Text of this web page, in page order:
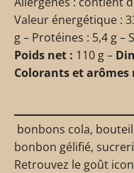
Valeur énergétique :
g – Protéines : 5,4 g –
Poids net : 110 g –
Colorants et
bonbons cola,
bonbon gélifié,
Retrouvez le goût